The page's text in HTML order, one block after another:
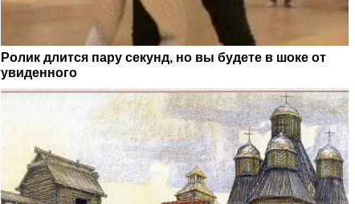
Ролик длится пару секунд, но вы будете в шоке от
увиденного